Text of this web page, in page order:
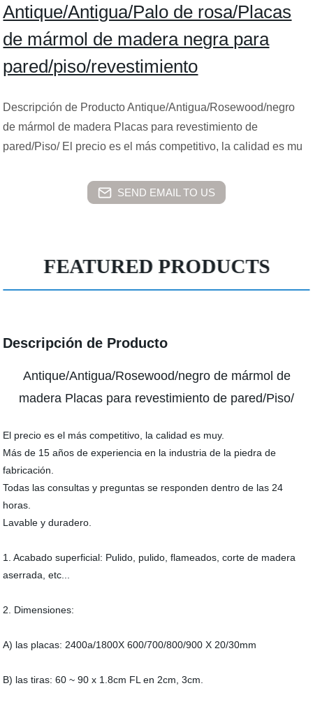
Antique/Antigua/Palo de rosa/Placas
de mármol de madera negra para
pared/piso/revestimiento
Descripción de Producto Antique/Antigua/Rosewood/negro
de mármol de madera Placas para revestimiento de
pared/Piso/ El precio es el más competitivo, la calidad es mu
SEND EMAIL TO US
FEATURED PRODUCTS
Descripción de Producto
Antique/Antigua/Rosewood/negro de mármol de
madera Placas para revestimiento de pared/Piso/
El precio es el más competitivo, la calidad es muy.
Más de 15 años de experiencia en la industria de la piedra de
fabricación.
Todas las consultas y preguntas se responden dentro de las 24
horas.
Lavable y duradero.
1. Acabado superficial: Pulido, pulido, flameados, corte de madera
aserrada, etc...
2. Dimensiones:
A) las placas: 2400a/1800X 600/700/800/900 X 20/30mm
B) las tiras: 60 ~ 90 x 1.8cm FL en 2cm, 3cm.